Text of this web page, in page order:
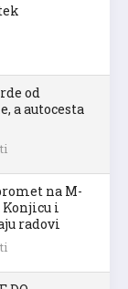
od
a autocesta
na M-
Konjicu i
radovi